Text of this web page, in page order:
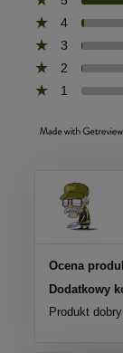
4
3
2
1
Ocena
Dodatkowy
Produkt